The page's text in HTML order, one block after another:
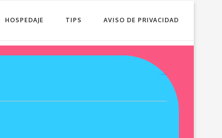
HOSPEDAJE TIPS AVISO DE PRIVACIDAD